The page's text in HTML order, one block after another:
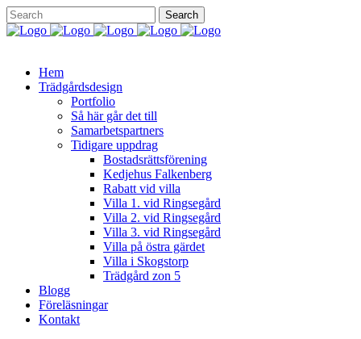
Hem
Trädgårdsdesign
Portfolio
Så här går det till
Samarbetspartners
Tidigare uppdrag
Bostadsrättsförening
Kedjehus Falkenberg
Rabatt vid villa
Villa 1. vid Ringsegård
Villa 2. vid Ringsegård
Villa 3. vid Ringsegård
Villa på östra gärdet
Villa i Skogstorp
Trädgård zon 5
Blogg
Föreläsningar
Kontakt